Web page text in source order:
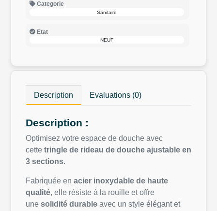
Categorie
Sanitaire
Etat
NEUF
Description Evaluations (0)
Description :
Optimisez votre espace de douche avec
cette tringle de rideau de douche ajustable en
3 sections.
Fabriquée en acier inoxydable de haute
qualité, elle résiste à la rouille et offre
une solidité durable avec un style élégant et